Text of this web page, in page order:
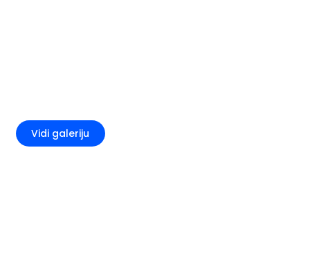
Vidi galeriju